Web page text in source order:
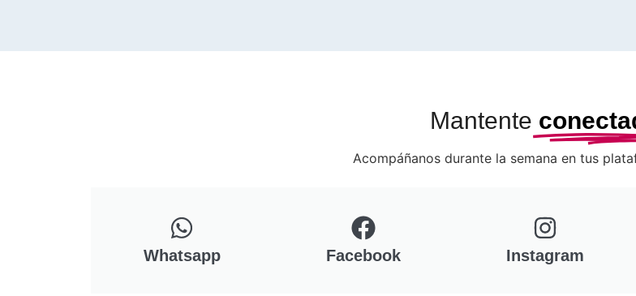
Mantente
Acompáñanos durante la semana en tus
Whatsapp Facebook Instagram